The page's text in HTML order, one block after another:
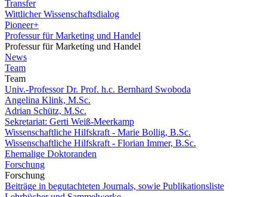
Transfer
Wittlicher Wissenschaftsdialog
Pioneer+
Professur für Marketing und Handel
Professur für Marketing und Handel
News
Team
Team
Univ.-Professor Dr. Prof. h.c. Bernhard Swoboda
Angelina Klink, M.Sc.
Adrian Schütz, M.Sc.
Sekretariat: Gerti Weiß-Meerkamp
Wissenschaftliche Hilfskraft - Marie Bollig, B.Sc.
Wissenschaftliche Hilfskraft - Florian Immer, B.Sc.
Ehemalige Doktoranden
Forschung
Forschung
Beiträge in begutachteten Journals, sowie Publikationsliste